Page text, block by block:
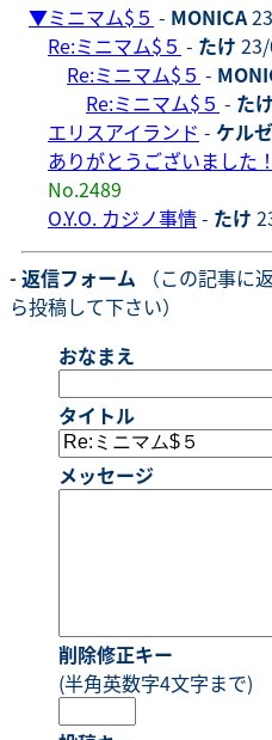
▼ミニマム$５ - MONICA
Re:ミニマム$５ - たけ
Re:ミニマム$５ -
Re:ミニマム$５ - たけ
エリスアイランド - ケル
ありがとうございました！
No.2489
O.Y.O. カジノ事情- たけ
- 返信フォーム （この記事に
ら投稿して下さい）
おなまえ
タイトル
メッセージ
削除修正キー
(半角英数字4文字まで)